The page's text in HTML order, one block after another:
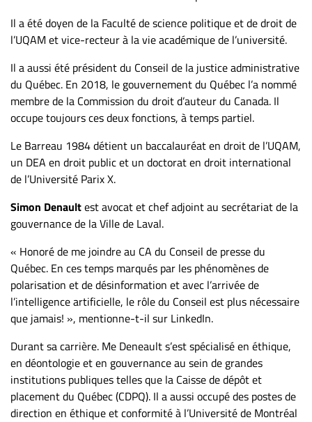
entreprises
un
emploi
Publicité
Solutions de
recrutements
TROUVEZ-
NOUS
Nous
joindre
À
propos
Infolettre
FAQ
Politique de
confidentialité
Il a été doyen de la Faculté de science politique et de droit de
l’UQAM et vice-recteur à la vie académique de l’université.
Il a aussi été président du Conseil de la justice administrative
du Québec. En 2018, le gouvernement du Québec l’a nommé
membre de la Commission du droit d’auteur du Canada. Il
occupe toujours ces deux fonctions, à temps partiel.
Le Barreau 1984 détient un baccalauréat en droit de l’UQAM,
un DEA en droit public et un doctorat en droit international
de l’Université Parix X.
Simon Denaultest avocat et chef adjoint au secrétariat de la
gouvernance de la Ville de Laval.
« Honoré de me joindre au CA du Conseil de presse du
Québec. En ces temps marqués par les phénomènes de
polarisation et de désinformation et avec l’arrivée de
l’intelligence artificielle, le rôle du Conseil est plus nécessaire
que jamais! », mentionne-t-il sur LinkedIn.
Durant sa carrière. Me Deneault s’est spécialisé en éthique,
en déontologie et en gouvernance au sein de grandes
institutions publiques telles que la Caisse de dépôt et
placement du Québec (CDPQ). Il a aussi occupé des postes de
direction en éthique et conformité à l’Université de Montréal